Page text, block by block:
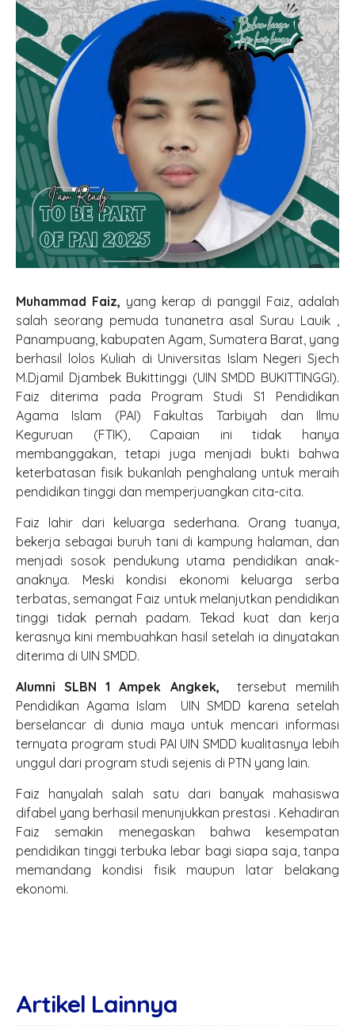
Perpustakaan Islam Digital
Artikel
Kalkulator Zakat
Ilmu Bermanfaat
Do’a Harian
Kamus Braille Digital
Perpus Diksus
Privacy Policy
Login Akun
Muhammad Faiz, yang kerap di panggil Faiz, adalah
salah seorang pemuda tunanetra asal Surau Lauik ,
Panampuang, kabupaten Agam, Sumatera Barat, yang
berhasil lolos Kuliah di Universitas Islam Negeri Sjech
M.Djamil Djambek Bukittinggi (UIN SMDD BUKITTINGGI).
Faiz diterima pada Program Studi S1 Pendidikan
Agama Islam (PAI) Fakultas Tarbiyah dan Ilmu
Keguruan (FTIK), Capaian ini tidak hanya
membanggakan, tetapi juga menjadi bukti bahwa
keterbatasan fisik bukanlah penghalang untuk meraih
pendidikan tinggi dan memperjuangkan cita-cita.
Faiz lahir dari keluarga sederhana. Orang tuanya,
bekerja sebagai buruh tani di kampung halaman, dan
menjadi sosok pendukung utama pendidikan anak-
anaknya. Meski kondisi ekonomi keluarga serba
terbatas, semangat Faiz untuk melanjutkan pendidikan
tinggi tidak pernah padam. Tekad kuat dan kerja
kerasnya kini membuahkan hasil setelah ia dinyatakan
diterima di UIN SMDD.
Alumni SLBN 1 Ampek Angkek, tersebut memilih
Pendidikan Agama Islam UIN SMDD karena setelah
berselancar di dunia maya untuk mencari informasi
ternyata program studi PAI UIN SMDD kualitasnya lebih
unggul dari program studi sejenis di PTN yang lain.
Faiz hanyalah salah satu dari banyak mahasiswa
difabel yang berhasil menunjukkan prestasi . Kehadiran
Faiz semakin menegaskan bahwa kesempatan
pendidikan tinggi terbuka lebar bagi siapa saja, tanpa
memandang kondisi fisik maupun latar belakang
ekonomi.
Artikel Lainnya